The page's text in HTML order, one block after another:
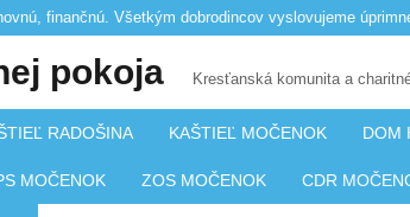
finančnú. Všetkým dobrodincov vyslovujeme
pokoja Kresťanská komunita a
RADOŠINA KAŠTIEĽ MOČENOK DOM
MOČENOK ZOS MOČENOK CDR